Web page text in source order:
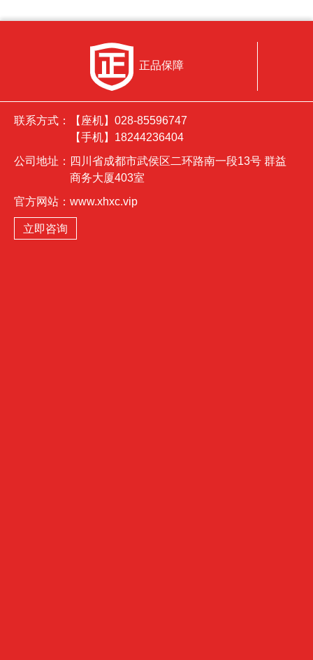
正品保障
联系方式：
【座机】028-85596747
【手机】18244236404
公司地址： 四川省成都市武侯区二环路南一段13号 群益
商务大厦403室
官方网站： www.xhxc.vip
立即咨询